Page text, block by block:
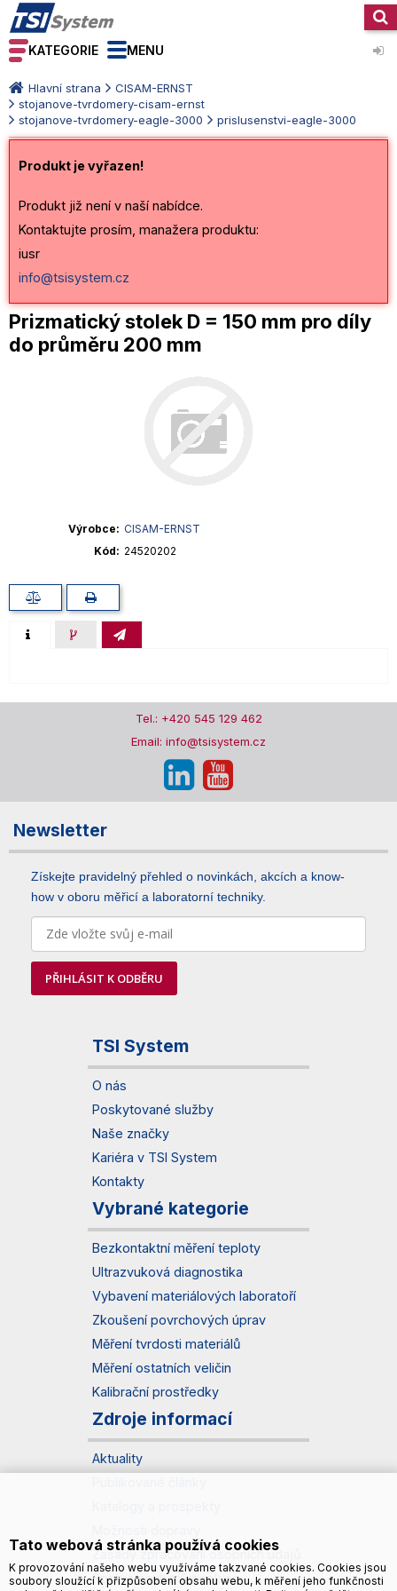
KATEGORIE MENU
Hlavní strana
CISAM-ERNST
stojanove-tvrdomery-cisam-ernst
stojanove-tvrdomery-eagle-3000
prislusenstvi-eagle-3000
Produkt je vyřazen!
Produkt již není v naší nabídce.
Kontaktujte prosím, manažera produktu:
iusr
info@tsisystem.cz
Prizmatický stolek D = 150 mm pro díly
do průměru 200 mm
Výrobce
CISAM-ERNST
Kód
24520202
Tel.: +420 545 129 462
Email: info@tsisystem.cz
Newsletter
Získejte pravidelný přehled o novinkách, akcích a know-
how v oboru měřicí a laboratorní techniky.
PŘIHLÁSIT K ODBĚRU
TSI System
O nás
Poskytované služby
Naše značky
Kariéra v TSI System
Kontakty
Vybrané kategorie
Bezkontaktní měření teploty
Ultrazvuková diagnostika
Vybavení materiálových laboratoří
Zkoušení povrchových úprav
Měření tvrdosti materiálů
Měření ostatních veličin
Kalibrační prostředky
Zdroje informací
Aktuality
Zásady zpracování osobních údajů
Správa souborů cookies
Tato webová stránka používá cookies
K provozování našeho webu využíváme takzvané cookies. Cookies jsou
soubory sloužící k přizpůsobení obsahu webu, k měření jeho funkčnosti